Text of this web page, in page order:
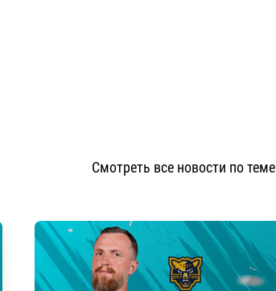
Смотреть все новости по теме